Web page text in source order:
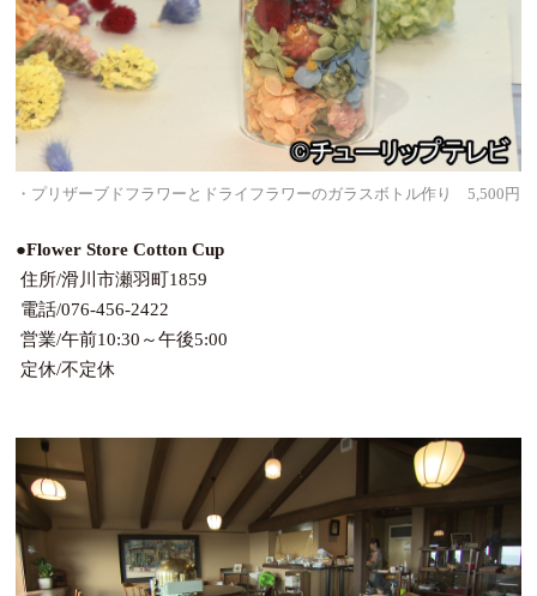
・プリザーブドフラワーとドライフラワーのガラスボトル作り 5,500円
●Flower Store Cotton Cup
住所/滑川市瀬羽町1859
電話/076-456-2422
営業/午前10:30～午後5:00
定休/不定休